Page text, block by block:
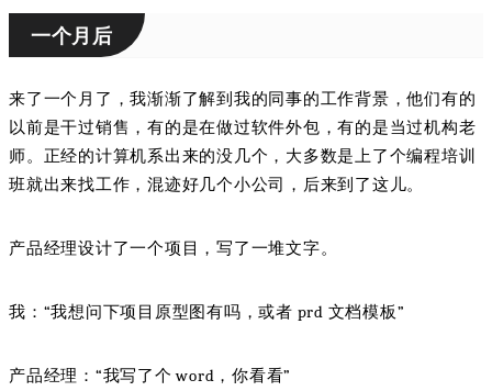
一个月后
来了一个月了，我渐渐了解到我的同事的工作背景，他们有的
以前是干过销售，有的是在做过软件外包，有的是当过机构老
师。正经的计算机系出来的没几个，大多数是上了个编程培训
班就出来找工作，混迹好几个小公司，后来到了这儿。
产品经理设计了一个项目，写了一堆文字。
我：“我想问下项目原型图有吗，或者 prd 文档模板”
产品经理：“我写了个 word，你看看”